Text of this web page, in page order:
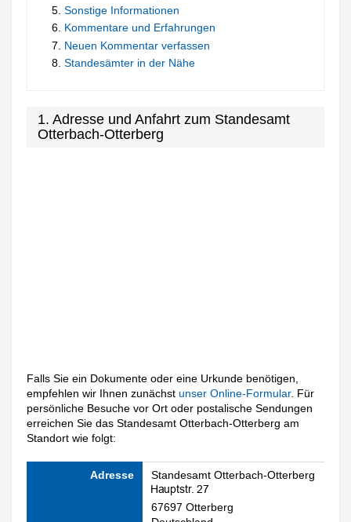
Sonstige Informationen
Kommentare und Erfahrungen
Neuen Kommentar verfassen
Standesämter in der Nähe
1. Adresse und Anfahrt zum Standesamt
Otterbach-Otterberg
Falls Sie ein Dokumente oder eine Urkunde benötigen,
empfehlen wir Ihnen zunächstunser Online-Formular. Für
persönliche Besuche vor Ort oder postalische Sendungen
erreichen Sie das Standesamt Otterbach-Otterberg am
Standort wie folgt:
Adresse Standesamt Otterbach-Otterberg
67697 Otterberg